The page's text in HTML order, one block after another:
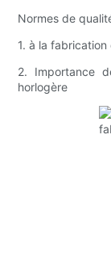
Normes de
1. à la
2. Importance
horlogère